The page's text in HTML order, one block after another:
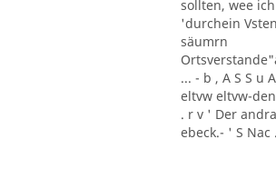
sollten, wee
'durchein
säumrn
... - b , A S S u
eltvw eltvw-
. r v ' Der
ebeck.- ' S Nac